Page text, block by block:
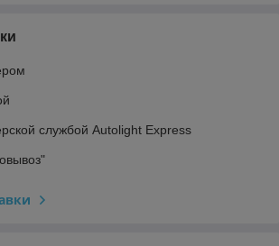
службой Autolight Express